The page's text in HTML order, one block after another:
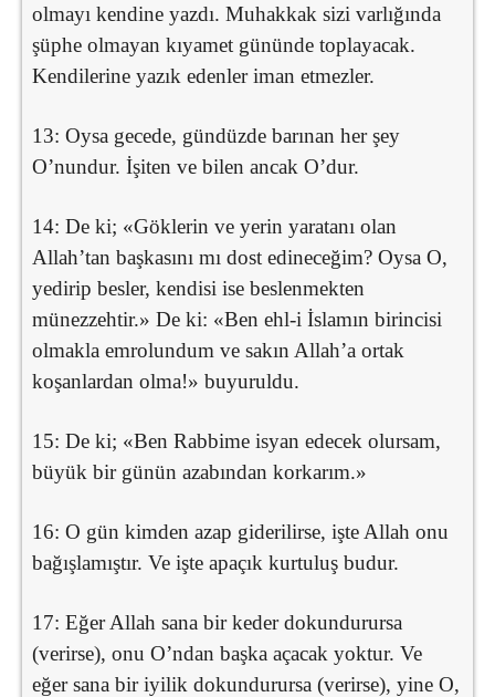
olmayı kendine yazdı. Muhakkak sizi varlığında
şüphe olmayan kıyamet gününde toplayacak.
Kendilerine yazık edenler iman etmezler.
13: Oysa gecede, gündüzde barınan her şey
O’nundur. İşiten ve bilen ancak O’dur.
14: De ki; «Göklerin ve yerin yaratanı olan
Allah’tan başkasını mı dost edineceğim? Oysa O,
yedirip besler, kendisi ise beslenmekten
münezzehtir.» De ki: «Ben ehl-i İslamın birincisi
olmakla emrolundum ve sakın Allah’a ortak
koşanlardan olma!» buyuruldu.
15: De ki; «Ben Rabbime isyan edecek olursam,
büyük bir günün azabından korkarım.»
16: O gün kimden azap giderilirse, işte Allah onu
bağışlamıştır. Ve işte apaçık kurtuluş budur.
17: Eğer Allah sana bir keder dokundurursa
(verirse), onu O’ndan başka açacak yoktur. Ve
eğer sana bir iyilik dokundurursa (verirse), yine O,